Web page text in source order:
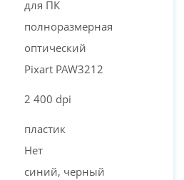
для ПК
полноразмерная
оптический
Pixart PAW3212
2 400 dpi
пластик
Нет
синий, черный